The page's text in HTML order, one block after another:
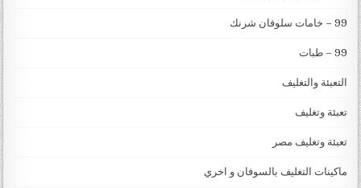
99 – خامات سلوفان شرنك
99 – طبات
التعبئة والتغليف
تعبئة وتغليف
تعبئة وتغليف مصر
ماكينات التغليف بالسوفان و اخري